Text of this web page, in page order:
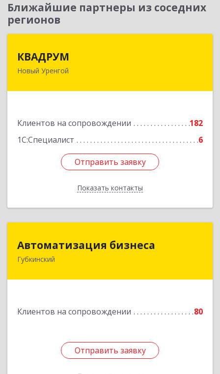
Ближайшие партнеры из соседних
регионов
КВАДРУМ
Новый Уренгой
Клиентов на сопровождении
182
1С:Специалист
6
Отправить заявку
Показать контакты
629309, Ямало-Ненецкий АО, Новый Уренгой г,
Отправить заявку
Назад
Автоматизация бизнеса
Губкинский
Клиентов на сопровождении 80
Отправить заявку
Автоматизация бизнеса
629830, Ямало-Ненецкий АО, Губкинский г,
Отправить заявку